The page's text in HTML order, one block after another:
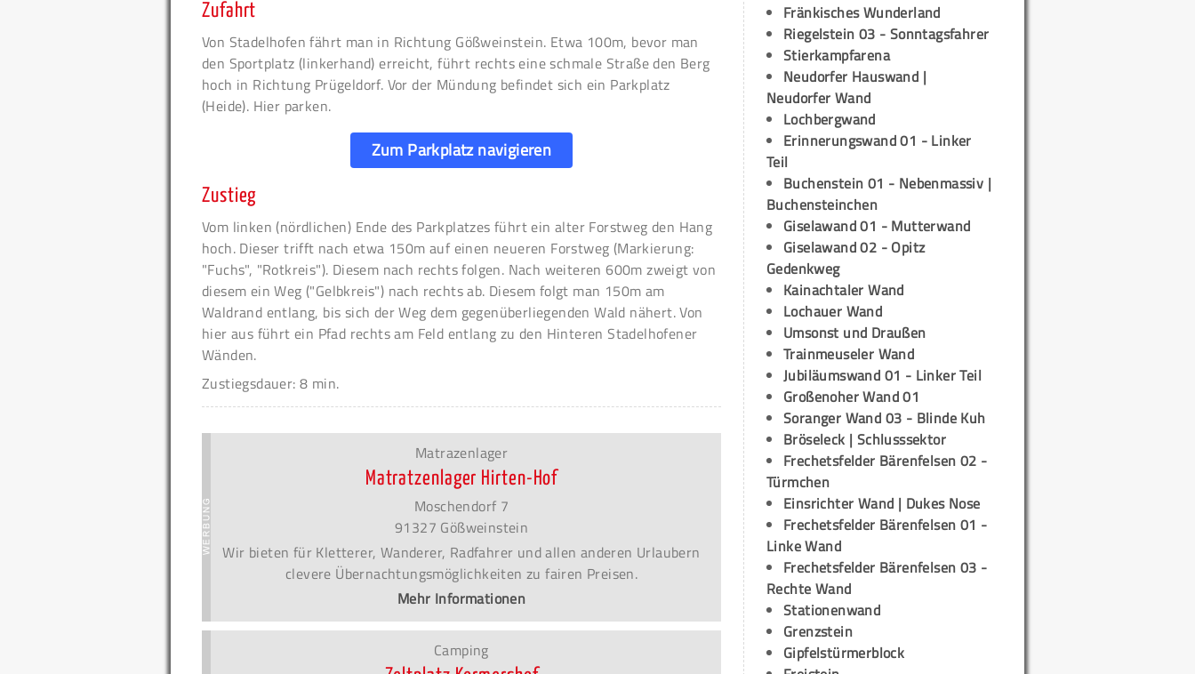
Zufahrt
Von Stadelhofen fährt man in Richtung Gößweinstein. Etwa 100m, bevor man
den Sportplatz (linkerhand) erreicht, führt rechts eine schmale Straße den Berg
hoch in Richtung Prügeldorf. Vor der Mündung befindet sich ein Parkplatz
(Heide). Hier parken.
Zum Parkplatz navigieren
Zustieg
Vom linken (nördlichen) Ende des Parkplatzes führt ein alter Forstweg den Hang
hoch. Dieser trifft nach etwa 150m auf einen neueren Forstweg (Markierung:
"Fuchs", "Rotkreis"). Diesem nach rechts folgen. Nach weiteren 600m zweigt von
diesem ein Weg ("Gelbkreis") nach rechts ab. Diesem folgt man 150m am
Waldrand entlang, bis sich der Weg dem gegenüberliegenden Wald nähert. Von
hier aus führt ein Pfad rechts am Feld entlang zu den Hinteren Stadelhofener
Wänden.
Zustiegsdauer: 8 min.
Matrazenlager
Matratzenlager Hirten-Hof
Moschendorf 7
91327 Gößweinstein
Wir bieten für Kletterer, Wanderer, Radfahrer und allen anderen Urlaubern
clevere Übernachtungsmöglichkeiten zu fairen Preisen.
Mehr Informationen
Camping
Fränkisches Wunderland
Riegelstein 03 - Sonntagsfahrer
Stierkampfarena
Neudorfer Hauswand |
Neudorfer Wand
Lochbergwand
Erinnerungswand 01 - Linker
Teil
Buchenstein 01 - Nebenmassiv |
Buchensteinchen
Giselawand 01 - Mutterwand
Giselawand 02 - Opitz
Gedenkweg
Kainachtaler Wand
Lochauer Wand
Umsonst und Draußen
Trainmeuseler Wand
Jubiläumswand 01 - Linker Teil
Großenoher Wand 01
Soranger Wand 03 - Blinde Kuh
Bröseleck | Schlusssektor
Frechetsfelder Bärenfelsen 02 -
Türmchen
Einsrichter Wand | Dukes Nose
Frechetsfelder Bärenfelsen 01 -
Linke Wand
Frechetsfelder Bärenfelsen 03 -
Rechte Wand
Stationenwand
Grenzstein
Gipfelstürmerblock